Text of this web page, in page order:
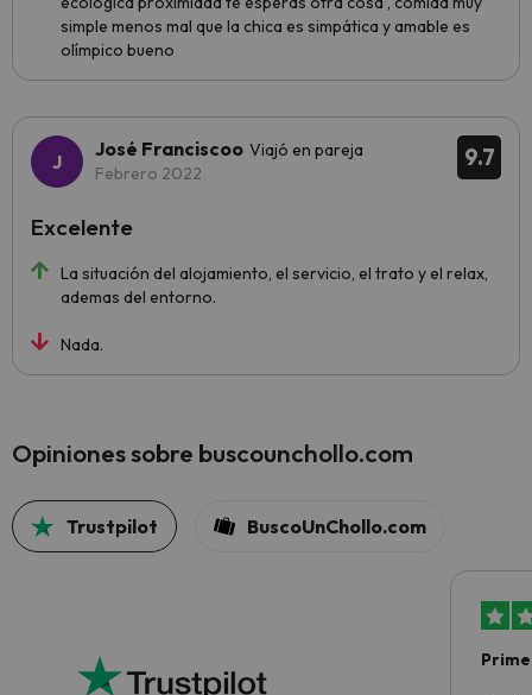
simple menos mal que la chica es simpática y amable es
olímpico bueno
9.7
José Franciscoo Viajó en pareja
Febrero 2022
La situación del alojamiento, el servicio, el trato y el relax,
ademas del entorno.
Nada.
Excelente
Opiniones sobre buscounchollo.com
Trustpilot BuscoUnChollo.com